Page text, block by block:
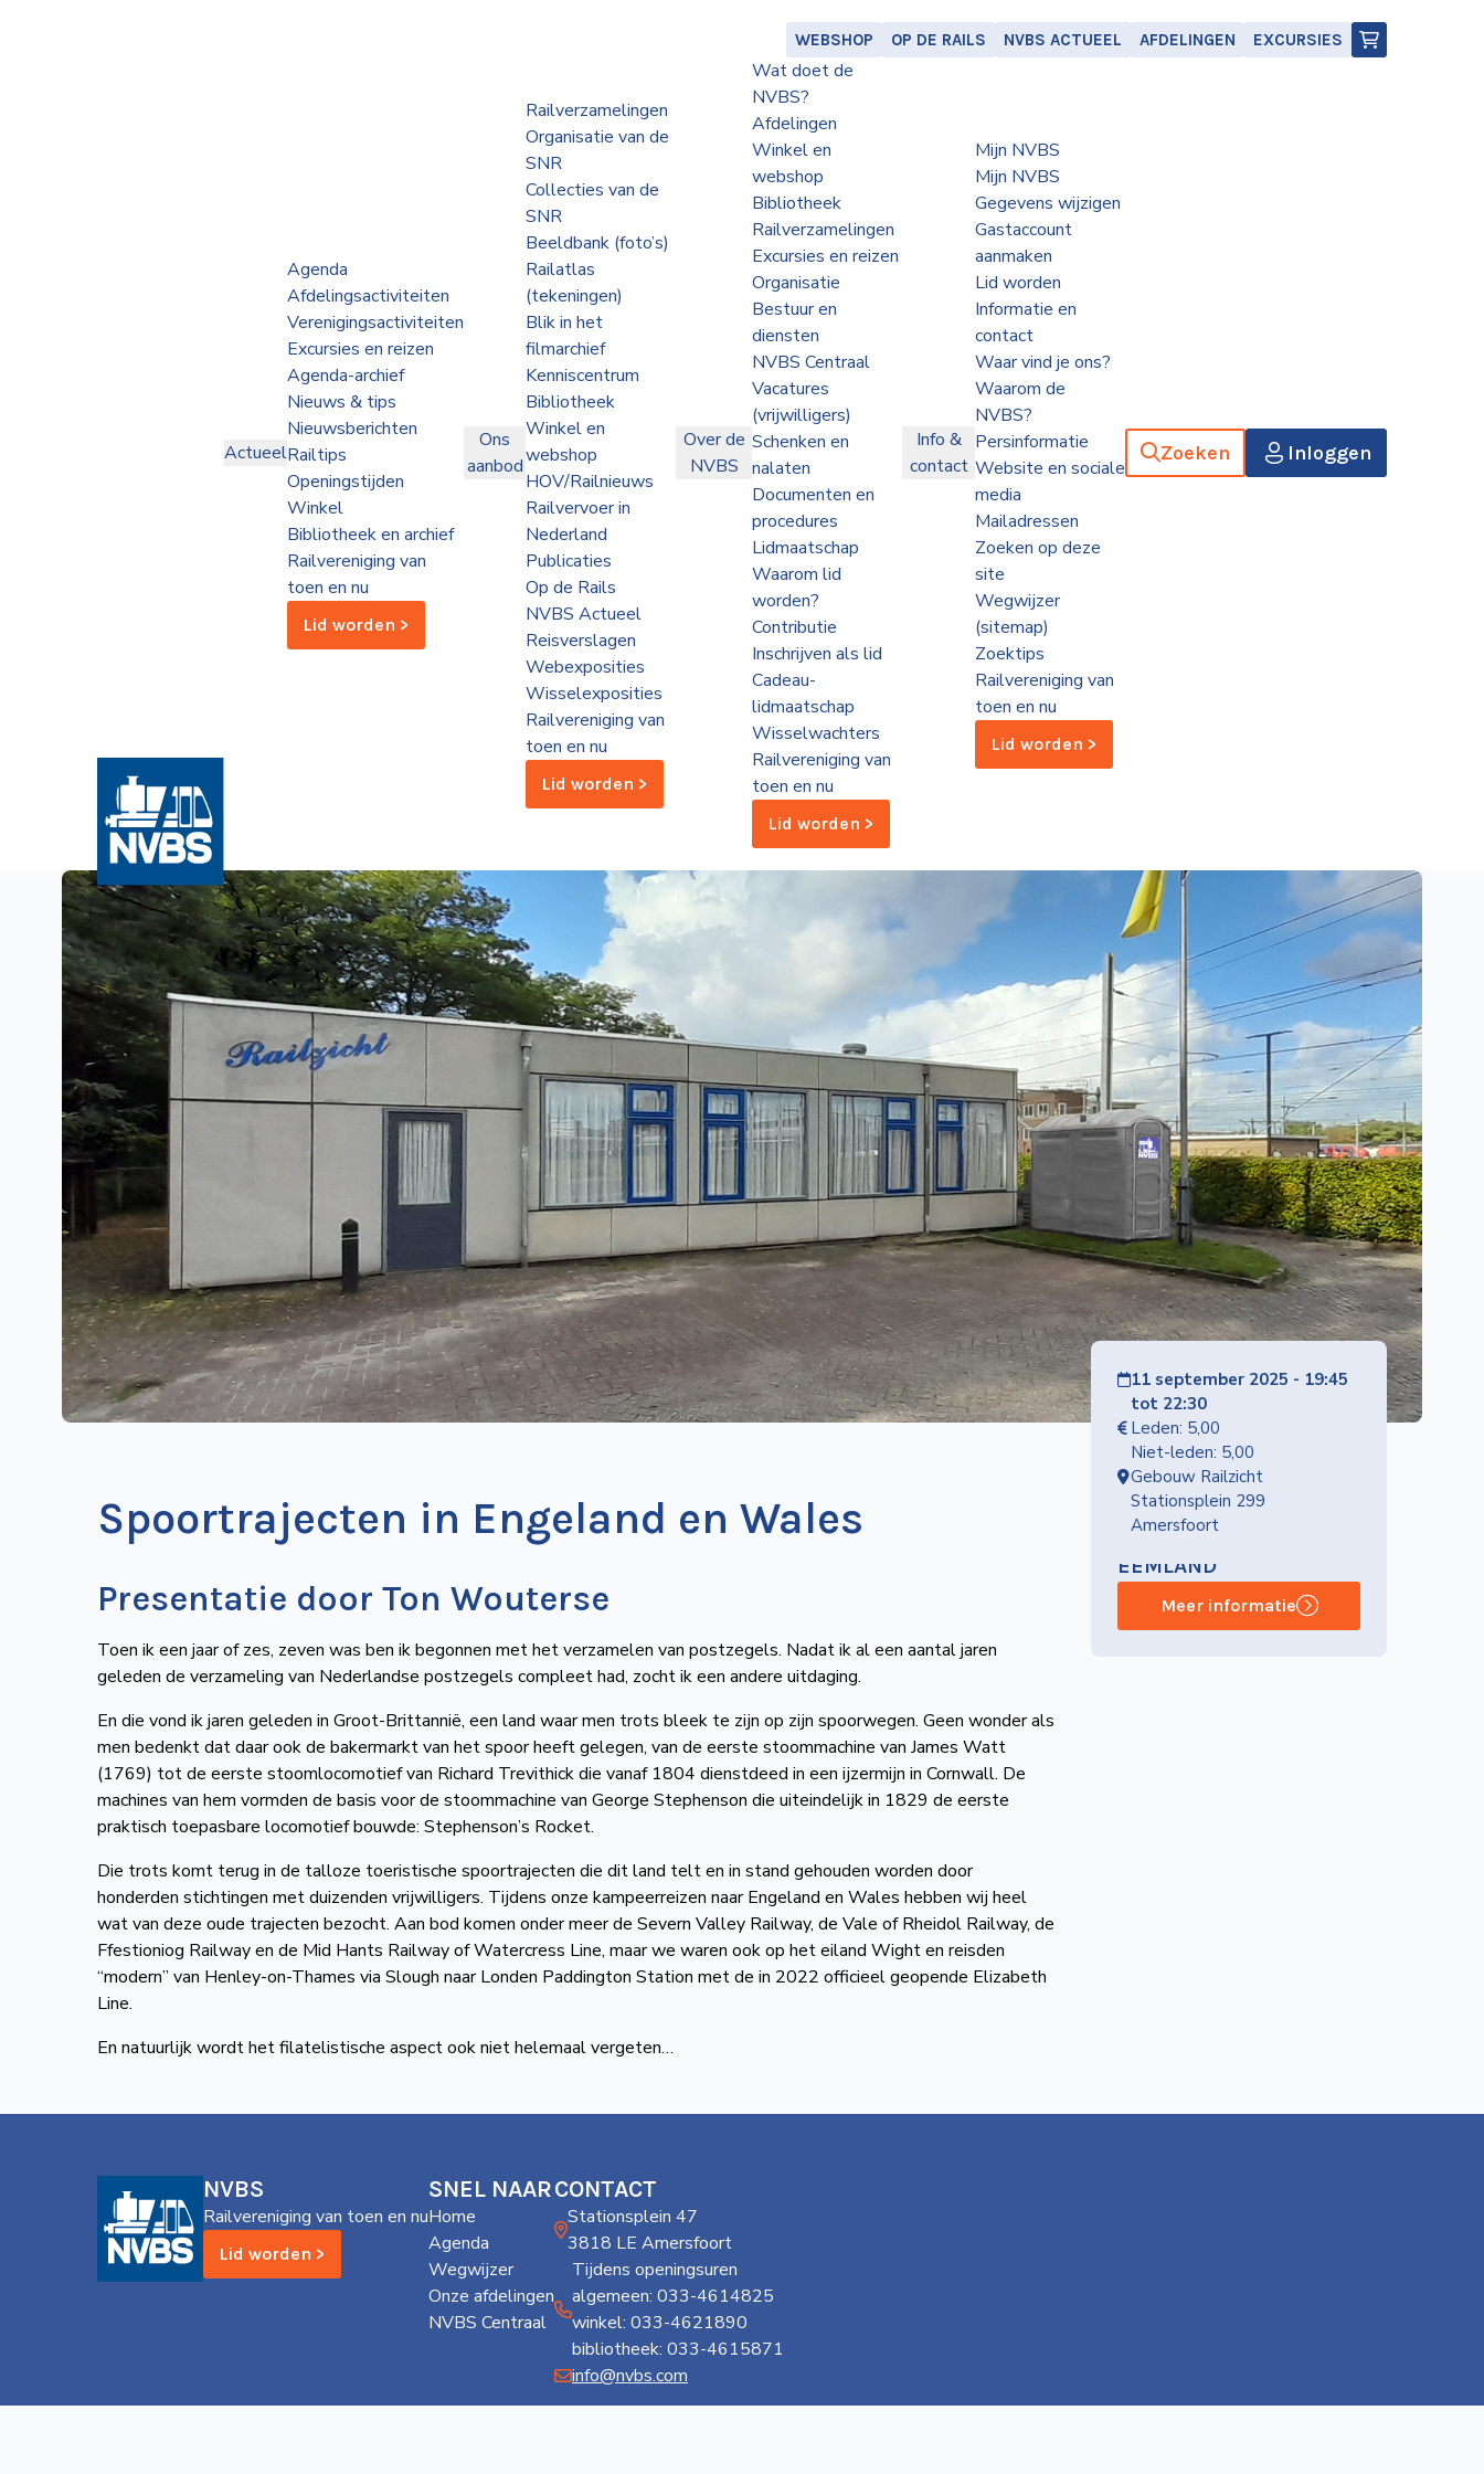
WEBSHOP OP DE RAILS NVBS ACTUEEL AFDELINGEN EXCURSIES
Actueel
Agenda
Afdelingsactiviteiten
Verenigingsactiviteiten
Excursies en reizen
Agenda-archief
Nieuws & tips
Nieuwsberichten
Railtips
Openingstijden
Winkel
Bibliotheek en archief
Railvereniging van
toen en nu
Lid worden >
Ons
aanbod
Railverzamelingen
Organisatie van de
SNR
Collecties van de
SNR
Beeldbank (foto’s)
Railatlas
(tekeningen)
Blik in het
filmarchief
Kenniscentrum
Bibliotheek
Winkel en
webshop
HOV/Railnieuws
Railvervoer in
Nederland
Publicaties
Op de Rails
NVBS Actueel
Reisverslagen
Webexposities
Wisselexposities
Railvereniging van
toen en nu
Lid worden >
Over de
NVBS
Wat doet de
NVBS?
Afdelingen
Winkel en
webshop
Bibliotheek
Railverzamelingen
Excursies en reizen
Organisatie
Bestuur en
diensten
NVBS Centraal
Vacatures
(vrijwilligers)
Schenken en
nalaten
Documenten en
procedures
Lidmaatschap
Waarom lid
worden?
Contributie
Inschrijven als lid
Cadeau-
lidmaatschap
Wisselwachters
Railvereniging van
toen en nu
Lid worden >
Info &
contact
Mijn NVBS
Mijn NVBS
Gegevens wijzigen
Gastaccount
aanmaken
Lid worden
Informatie en
contact
Waar vind je ons?
Waarom de
NVBS?
Persinformatie
Website en sociale
media
Mailadressen
Zoeken op deze
site
Wegwijzer
(sitemap)
Zoektips
Railvereniging van
toen en nu
Lid worden >
Zoeken Inloggen
11 september 2025 - 19:45
tot 22:30
Leden: 5,00
Niet-leden: 5,00
Gebouw Railzicht
Stationsplein 299
Amersfoort
Spoortrajecten in Engeland en Wales
Presentatie door Ton Wouterse
Toen ik een jaar of zes, zeven was ben ik begonnen met het verzamelen van postzegels. Nadat ik al een aantal jaren
geleden de verzameling van Nederlandse postzegels compleet had, zocht ik een andere uitdaging.
En die vond ik jaren geleden in Groot-Brittannië, een land waar men trots bleek te zijn op zijn spoorwegen. Geen wonder als
men bedenkt dat daar ook de bakermarkt van het spoor heeft gelegen, van de eerste stoommachine van James Watt
(1769) tot de eerste stoomlocomotief van Richard Trevithick die vanaf 1804 dienstdeed in een ijzermijn in Cornwall. De
machines van hem vormden de basis voor de stoommachine van George Stephenson die uiteindelijk in 1829 de eerste
praktisch toepasbare locomotief bouwde: Stephenson’s Rocket.
Die trots komt terug in de talloze toeristische spoortrajecten die dit land telt en in stand gehouden worden door
honderden stichtingen met duizenden vrijwilligers. Tijdens onze kampeerreizen naar Engeland en Wales hebben wij heel
wat van deze oude trajecten bezocht. Aan bod komen onder meer de Severn Valley Railway, de Vale of Rheidol Railway, de
Ffestioniog Railway en de Mid Hants Railway of Watercress Line, maar we waren ook op het eiland Wight en reisden
“modern” van Henley-on-Thames via Slough naar Londen Paddington Station met de in 2022 officieel geopende Elizabeth
Line.
En natuurlijk wordt het filatelistische aspect ook niet helemaal vergeten…
NVBS-AFDELING
EEMLAND
Meer informatie
NVBS
Railvereniging van toen en nu
Lid worden >
SNEL NAAR
Home
Agenda
Wegwijzer
Onze afdelingen
NVBS Centraal
CONTACT
Stationsplein 47
3818 LE Amersfoort
Tijdens openingsuren
algemeen: 033-4614825
winkel: 033-4621890
bibliotheek: 033-4615871
info@nvbs.com